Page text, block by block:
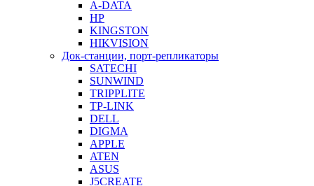
A-DATA
HP
KINGSTON
HIKVISION
Док-станции, порт-репликаторы
SATECHI
SUNWIND
TRIPPLITE
TP-LINK
DELL
DIGMA
APPLE
ATEN
ASUS
J5CREATE